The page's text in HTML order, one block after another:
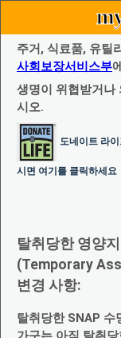
주거, 식료품, 유틸
사회보장서비스부
생명이 위협받거나
시오.
도네이트 라
시면 여기를 클릭하세요
탈취당한 영양
(Temporary
변경 사항:
탈취당한 SNAP 수